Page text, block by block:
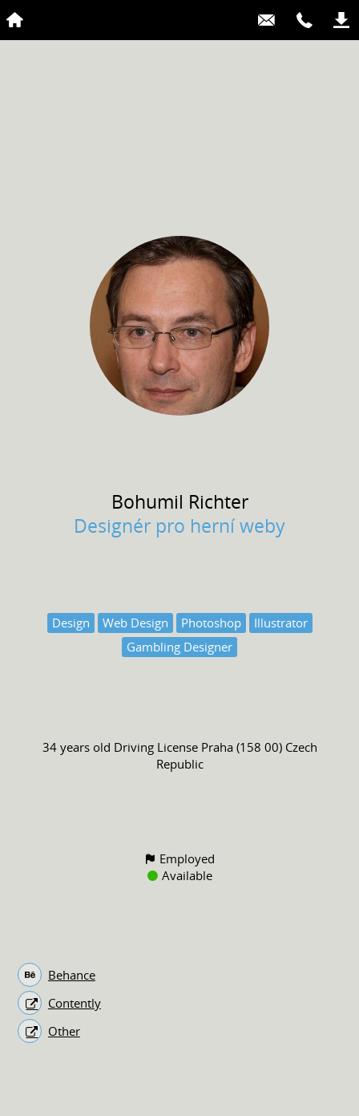
Bohumil Richter
Designér pro herní weby
Design Web Design Photoshop
Illustrator
Gambling Designer
34 years old Driving License Praha (158 00) Czech
Republic
Employed
Available
Behance
Contently
Other